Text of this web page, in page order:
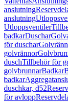
anslutning
anslutning
Utloppsventiler
badkarDuschar
för duschar
golvrännor
duschTillbehör för
golvbrunnarBadkar
badkar
duschkar, d52
för avlopp